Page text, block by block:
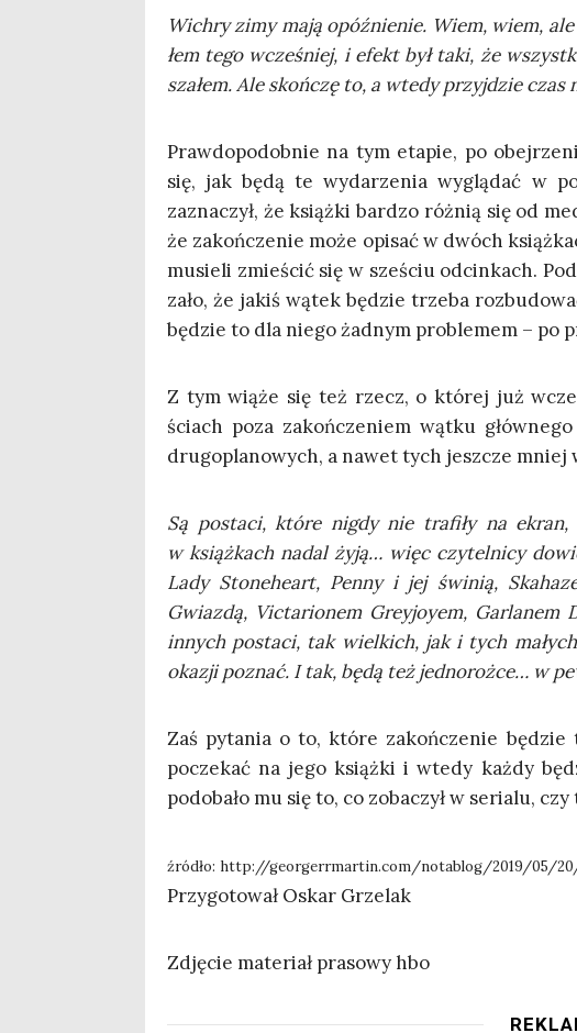
Wichry zimy mają opóź­nie­nie. Wiem, wiem,
łem tego wcze­śniej, i efekt był taki, że
sza­łem. Ale skoń­czę to, a wte­dy przyj­dzie czas
Praw­do­po­dob­nie na tym eta­pie, po
się, jak będą te wyda­rze­nia wyglą­dać w
zazna­czył, że książ­ki bar­dzo róż­nią się od
że zakoń­cze­nie może opi­sać w dwóch
musie­li zmie­ścić się w sze­ściu odcin­kach.
za­ło, że jakiś wątek będzie trze­ba
będzie to dla nie­go żad­nym pro­ble­mem – po
Z tym wią­że się też rzecz, o któ­rej już
ściach poza zakoń­cze­niem wąt­ku
dru­go­pla­no­wych, a nawet tych jesz­cze mniej
Są posta­ci, któ­re nigdy nie tra­fi­ły na
w książ­kach nadal żyją… więc czy­tel­ni­cy
Lady Sto­ne­he­art, Pen­ny i jej świ­nią,
Gwiaz­dą, Vic­ta­rio­nem Grey­joy­em,
innych posta­ci, tak wiel­kich, jak i tych
oka­zji poznać. I tak, będą też jed­no­roż­ce… w
Zaś pyta­nia o to, któ­re zakoń­cze­nie będzie
pocze­kać na jego książ­ki i wte­dy każ­dy
podo­ba­ło mu się to, co zoba­czył w seria­lu, czy
źró­dło: http://georgerrmartin.com/notablog/2019/05/
Przy­go­to­wał Oskar Grzelak
Zdję­cie mate­riał pra­so­wy hbo